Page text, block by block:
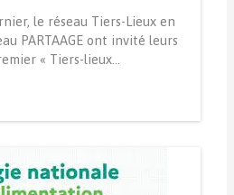
le réseau Tiers-Lieux en
PARTAAGE ont invité leurs
« Tiers-lieux…